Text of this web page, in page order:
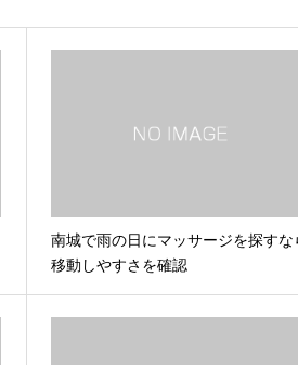
南城で雨の日にマッサージを探すな
移動しやすさを確認